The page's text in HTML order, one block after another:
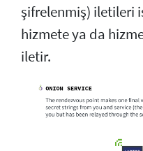
şifrelenmiş) iletileri
hizmete ya da
iletir.